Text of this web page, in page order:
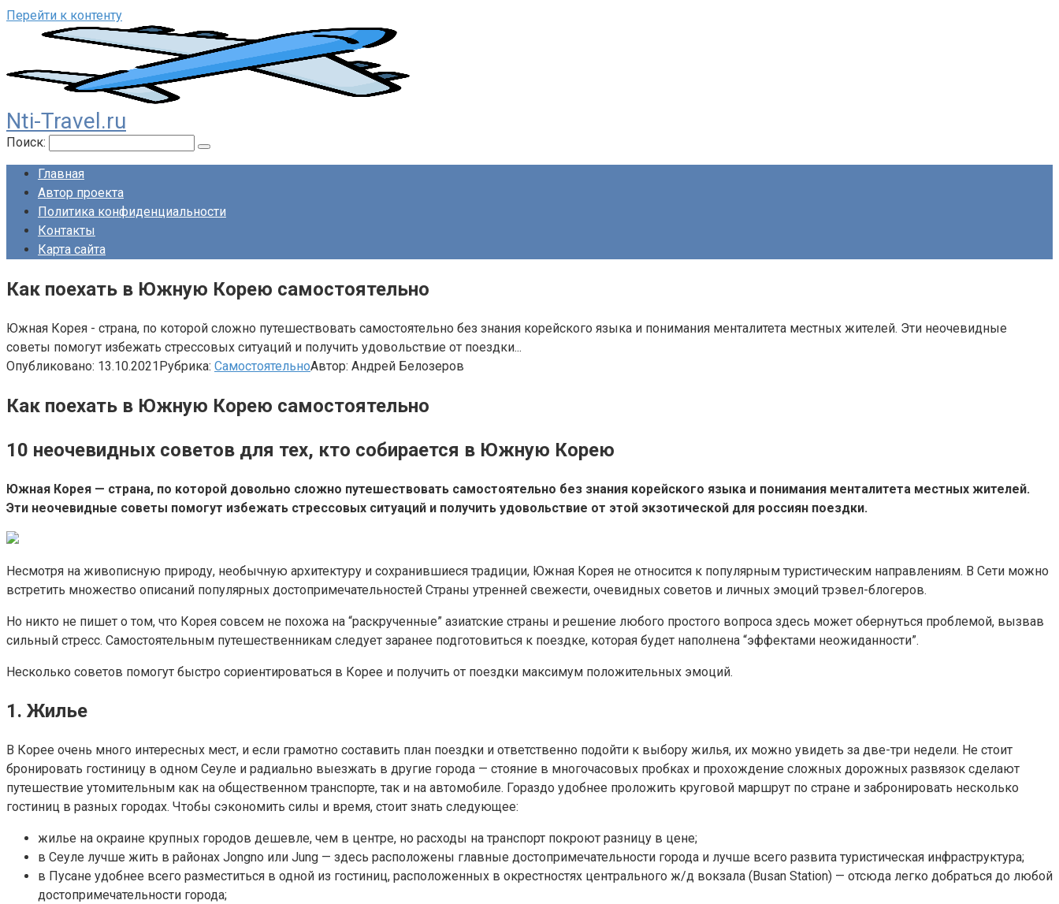
Перейти к контенту
Nti-Travel.ru
Поиск:
Главная
Автор проекта
Политика конфиденциальности
Контакты
Карта сайта
Как поехать в Южную Корею самостоятельно
Южная Корея - страна, по которой сложно путешествовать самостоятельно без знания корейского языка и понимания менталитета местных жителей. Эти неочевидные
советы помогут избежать стрессовых ситуаций и получить удовольствие от поездки...
Опубликовано: 13.10.2021Рубрика: СамостоятельноАвтор: Андрей Белозеров
Как поехать в Южную Корею самостоятельно
10 неочевидных советов для тех, кто собирается в Южную Корею
Южная Корея — страна, по которой довольно сложно путешествовать самостоятельно без знания корейского языка и понимания менталитета местных жителей.
Эти неочевидные советы помогут избежать стрессовых ситуаций и получить удовольствие от этой экзотической для россиян поездки.
Несмотря на живописную природу, необычную архитектуру и сохранившиеся традиции, Южная Корея не относится к популярным туристическим направлениям. В Сети можно
встретить множество описаний популярных достопримечательностей Страны утренней свежести, очевидных советов и личных эмоций трэвел-блогеров.
Но никто не пишет о том, что Корея совсем не похожа на “раскрученные” азиатские страны и решение любого простого вопроса здесь может обернуться проблемой, вызвав
сильный стресс. Самостоятельным путешественникам следует заранее подготовиться к поездке, которая будет наполнена “эффектами неожиданности”.
Несколько советов помогут быстро сориентироваться в Корее и получить от поездки максимум положительных эмоций.
1. Жилье
В Корее очень много интересных мест, и если грамотно составить план поездки и ответственно подойти к выбору жилья, их можно увидеть за две-три недели. Не стоит
бронировать гостиницу в одном Сеуле и радиально выезжать в другие города — стояние в многочасовых пробках и прохождение сложных дорожных развязок сделают
путешествие утомительным как на общественном транспорте, так и на автомобиле. Гораздо удобнее проложить круговой маршрут по стране и забронировать несколько
гостиниц в разных городах. Чтобы сэкономить силы и время, стоит знать следующее:
жилье на окраине крупных городов дешевле, чем в центре, но расходы на транспорт покроют разницу в цене;
в Сеуле лучше жить в районах Jongno или Jung — здесь расположены главные достопримечательности города и лучше всего развита туристическая инфраструктура;
в Пусане удобнее всего разместиться в одной из гостиниц, расположенных в окрестностях центрального ж/д вокзала (Busan Station) — отсюда легко добраться до любой
достопримечательности города;